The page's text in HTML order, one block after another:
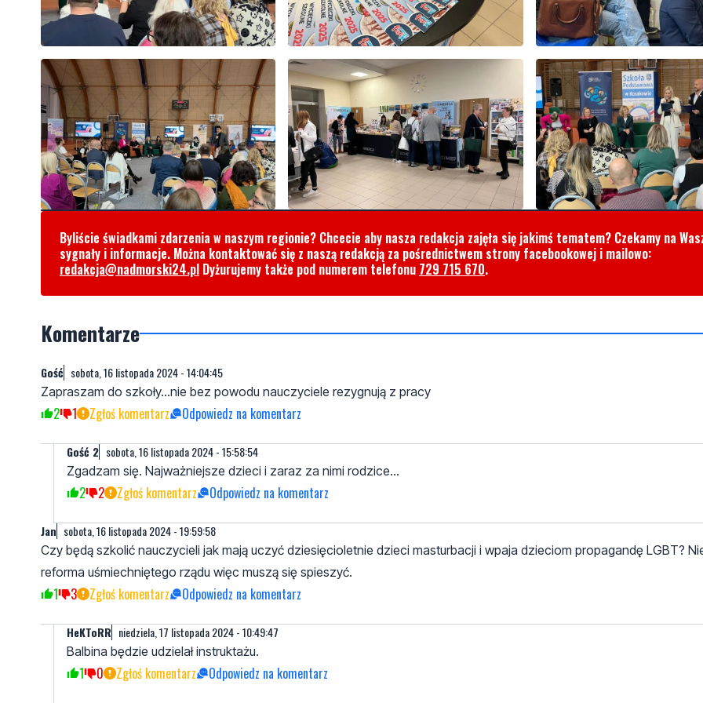
Byliście świadkami zdarzenia w naszym regionie? Chcecie aby nasza redakcja zajęła się jakimś tematem? Czekamy na
sygnały i informacje. Można kontaktować się z naszą redakcją za pośrednictwem strony facebookowej i mailowo:
redakcja@nadmorski24.pl Dyżurujemy także pod numerem telefonu 729 715 670.
Komentarze
Gość sobota, 16 listopada 2024 - 14:04:45
Zapraszam do szkoły...nie bez powodu nauczyciele rezygnują z pracy
2 1 Zgłoś komentarz Odpowiedz na komentarz
Gość 2 sobota, 16 listopada 2024 - 15:58:54
Zgadzam się. Najważniejsze dzieci i zaraz za nimi rodzice...
2 2 Zgłoś komentarz Odpowiedz na komentarz
Jan sobota, 16 listopada 2024 - 19:59:58
Czy będą szkolić nauczycieli jak mają uczyć dziesięcioletnie dzieci masturbacji i wpaja dzieciom propagandę LGBT?
reforma uśmiechniętego rządu więc muszą się spieszyć.
1 3 Zgłoś komentarz Odpowiedz na komentarz
HeKToRR niedziela, 17 listopada 2024 - 10:49:47
Balbina będzie udzielał instruktażu.
1 0 Zgłoś komentarz Odpowiedz na komentarz